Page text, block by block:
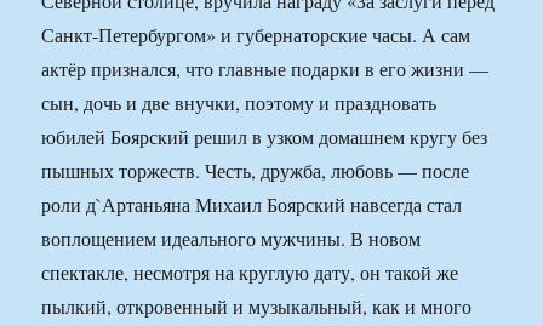
Санкт-Петербургом» и губернаторские часы. А сам
актёр признался, что главные подарки в его жизни —
сын, дочь и две внучки, поэтому и праздновать
юбилей Боярский решил в узком домашнем кругу без
пышных торжеств. Честь, дружба, любовь — после
роли д`Артаньяна Михаил Боярский навсегда стал
воплощением идеального мужчины. В новом
спектакле, несмотря на круглую дату, он такой же
пылкий, откровенный и музыкальный, как и много